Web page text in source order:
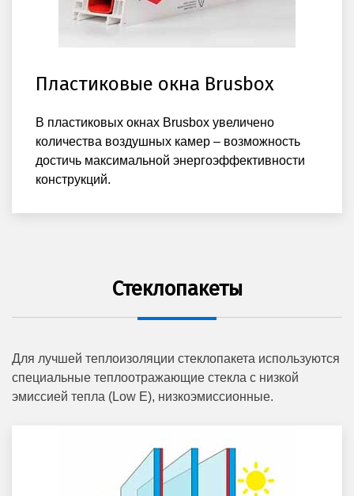
Пластиковые окна Brusbox
В пластиковых окнах Brusbox увеличено
количества воздушных камер – возможность
достичь максимальной энергоэффективности
конструкций.
Стеклопакеты
Для лучшей теплоизоляции стеклопакета используются
специальные теплоотражающие стекла с низкой
эмиссией тепла (Low E), низкоэмиссионные.